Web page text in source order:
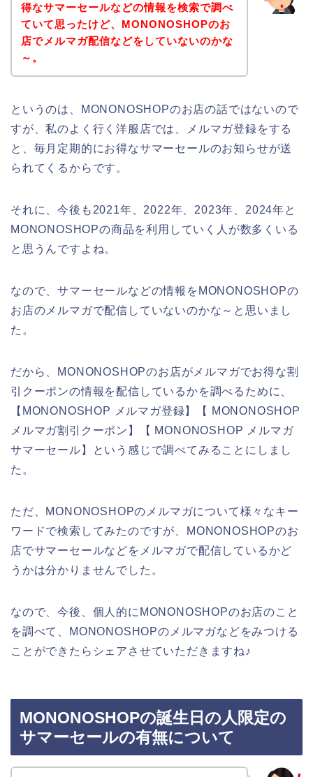
得なサマーセールなどの情報を検索で調べ
ていて思ったけど、MONONOSHOPのお
店でメルマガ配信などをしていないのかな
～。
というのは、MONONOSHOPのお店の話ではないので
すが、私のよく行く洋服店では、メルマガ登録をする
と、毎月定期的にお得なサマーセールのお知らせが送
られてくるからです。
それに、今後も2021年、2022年、2023年、2024年と
MONONOSHOPの商品を利用していく人が数多くいる
と思うんですよね。
なので、サマーセールなどの情報をMONONOSHOPの
お店のメルマガで配信していないのかな～と思いまし
た。
だから、MONONOSHOPのお店がメルマガでお得な割
引クーポンの情報を配信しているかを調べるために、
【MONONOSHOP メルマガ登録】【 MONONOSHOP
メルマガ割引クーポン】【 MONONOSHOP メルマガ
サマーセール】という感じで調べてみることにしまし
た。
ただ、MONONOSHOPのメルマガについて様々なキー
ワードで検索してみたのですが、MONONOSHOPのお
店でサマーセールなどをメルマガで配信しているかど
うかは分かりませんでした。
なので、今後、個人的にMONONOSHOPのお店のこと
を調べて、MONONOSHOPのメルマガなどをみつける
ことができたらシェアさせていただきますね♪
MONONOSHOPの誕生日の人限定の
サマーセールの有無について